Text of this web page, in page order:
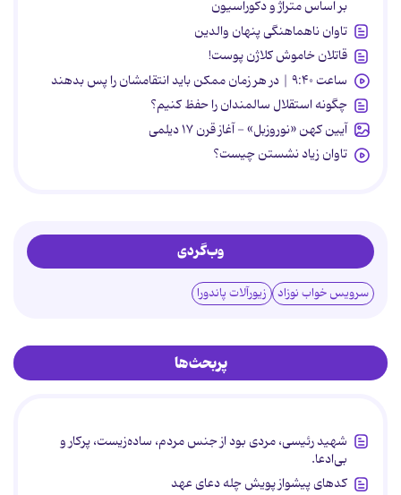
بر اساس متراژ و دکوراسیون
تاوان ناهماهنگی پنهان والدین
قاتلان خاموش کلاژن پوست!
ساعت ۹:۴۰ | در هر زمان ممکن باید انتقامشان را پس بدهند
چگونه استقلال سالمندان را حفظ کنیم؟
آیین کهن «نوروزبل» - آغاز قرن ۱۷ دیلمی
تاوان زیاد نشستن چیست؟
وب‌گردی
سرویس خواب نوزاد زیورآلات پاندورا
پربحث‌ها
شهید رئیسی، مردی بود از جنس مردم، ساده‌زیست، پرکار و
بی‌ادعا.
کدهای پیشواز پویش چله دعای عهد